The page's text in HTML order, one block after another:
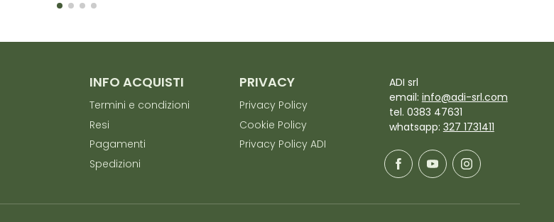
INFO ACQUISTI
Termini e condizioni
Resi
Pagamenti
Spedizioni
PRIVACY
Privacy Policy
Cookie Policy
Privacy Policy ADI
ADI srl
email: info@adi-srl.com
tel. 0383 47631
whatsapp: 327 1731411